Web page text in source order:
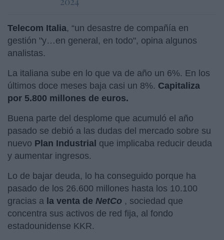
Telecom Italia, “un desastre de compañía en
gestión "y…en general, en todo", opina algunos
analistas.
La italiana sube en lo que va de año un 6%. En los
últimos doce meses baja casi un 8%. Capitaliza
por 5.800 millones de euros.
Buena parte del desplome que acumuló el año
pasado se debió a las dudas del mercado sobre su
nuevo Plan Industrial que implicaba reducir deuda
y aumentar ingresos.
Lo de bajar deuda, lo ha conseguido porque ha
pasado de los 26.600 millones hasta los 10.100
gracias a la venta de NetCo , sociedad que
concentra sus activos de red fija, al fondo
estadounidense KKR.